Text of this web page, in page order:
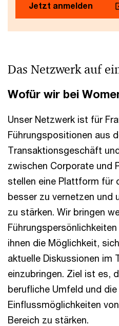
Jetzt anmelden
Das Netzwerk auf
Wofür wir bei
Unser Netzwerk ist für
Führungspositionen aus
Transaktionsgeschäft
zwischen Corporate und
stellen eine Plattform für
besser zu vernetzen und
zu stärken. Wir bringen
ihnen die Möglichkeit,
aktuelle Diskussionen im
einzubringen. Ziel ist es,
berufliche Umfeld und
Einflussmöglichkeiten
Bereich zu stärken.